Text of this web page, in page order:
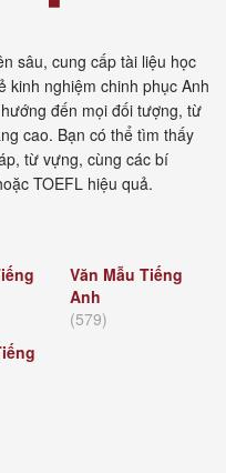
sâu, cung cấp tài liệu học
kinh nghiệm chinh phục Anh
đến mọi đối tượng, từ
cao. Bạn có thể tìm thấy
từ vựng, cùng các bí
TOEFL hiệu quả.
Văn Mẫu Tiếng
Anh
(579)